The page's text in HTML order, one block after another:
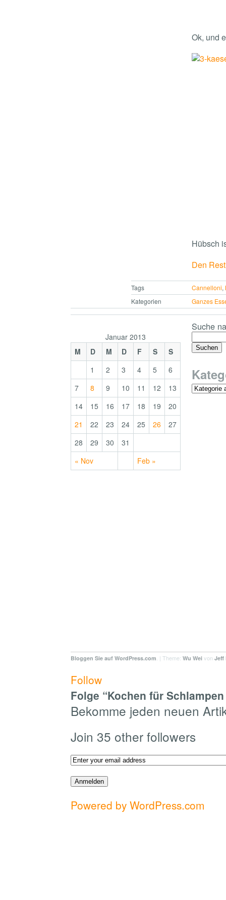
Ok, und
Hübsch
Den
Tags Cannelloni,
Kategorien
Ganzes
Januar 2013
M
D M D F S S
« Nov Feb »
1 2 3 4 5
6
7
8 9 10 11 12
13
14
15 16 17 18 19
20
21
22 23 24 25 26
27
28
29 30 31
Suche
Bloggen Sie auf WordPress.com . | Theme: Wu Wei von Jeff
Follow
Folge “Kochen für
Bekomme jeden neuen
Join 35 other followers
Powered by WordPress.com